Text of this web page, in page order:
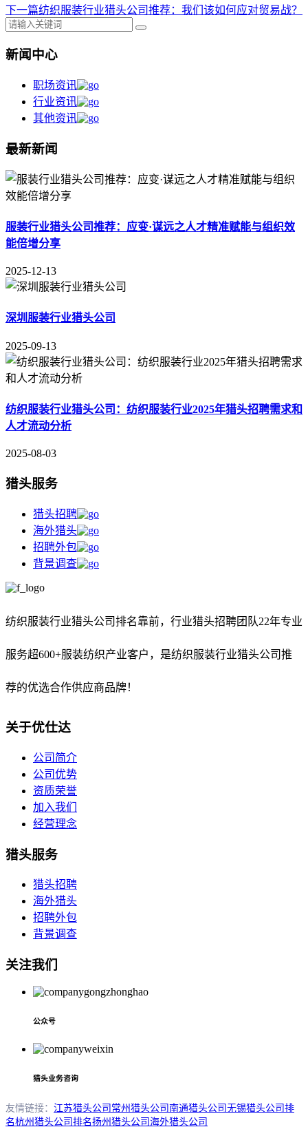
下一篇​纺织服装行业猎头公司推荐：我们该如何应对贸易战？
新闻中心
职场资讯
行业资讯
其他资讯
最新新闻
服装行业猎头公司推荐：应变·谋远之人才精准赋能与组织效
能倍增分享
2025-12-13
深圳服装行业猎头公司
2025-09-13
纺织服装行业猎头公司：纺织服装行业2025年猎头招聘需求和
人才流动分析
2025-08-03
猎头服务
猎头招聘
海外猎头
招聘外包
背景调查
纺织服装行业猎头公司排名靠前， 行业猎头招聘团队22年专业
服务超600+服装纺织产业客户，是纺织服装行业猎头公司推
荐的优选合作供应商品牌！
关于优仕达
公司简介
公司优势
资质荣誉
加入我们
经营理念
猎头服务
猎头招聘
海外猎头
招聘外包
背景调查
关注我们
公众号
猎头业务咨询
友情链接： 江苏猎头公司 常州猎头公司南通猎头公司无锡猎头公司排
名杭州猎头公司排名扬州猎头公司海外猎头公司